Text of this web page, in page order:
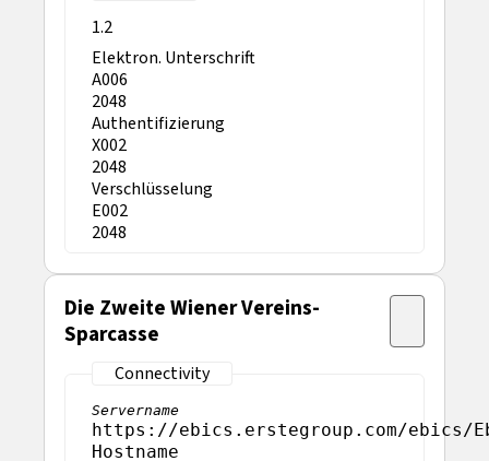
1.2
Elektron. Unterschrift
A006
2048
Authentifizierung
X002
2048
Verschlüsselung
E002
2048
Die Zweite Wiener Vereins-
Sparcasse
Servername
https://ebics.erstegroup.com/ebics/
Hostname